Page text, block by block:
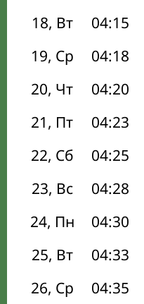
18, Вт
04:15
19, Ср
04:18
20, Чт
04:20
21, Пт
04:23
22, Сб
04:25
23, Вс
04:28
24, Пн
04:30
25, Вт
04:33
26, Ср
04:35